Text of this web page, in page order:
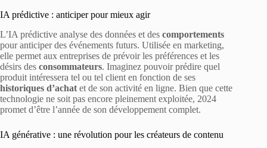
IA prédictive : anticiper pour mieux agir
L’IA prédictive analyse des données et des comportements
pour anticiper des événements futurs. Utilisée en marketing,
elle permet aux entreprises de prévoir les préférences et les
désirs des consommateurs. Imaginez pouvoir prédire quel
produit intéressera tel ou tel client en fonction de ses
historiques d’achat et de son activité en ligne. Bien que cette
technologie ne soit pas encore pleinement exploitée, 2024
promet d’être l’année de son développement complet.
IA générative : une révolution pour les créateurs de contenu